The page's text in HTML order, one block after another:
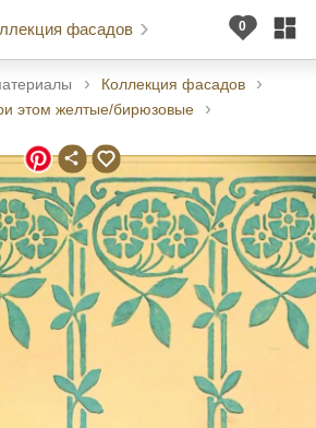
фасадов
Коллекция фасадов
этом желтые/бирюзовые